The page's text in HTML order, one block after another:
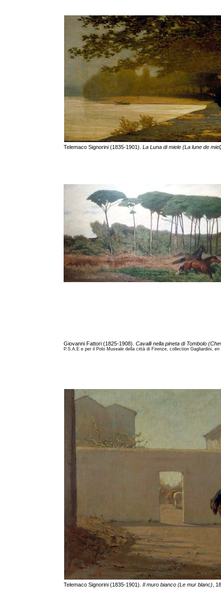
Telemaco Signorini (1835-1901). La Luna di miele (La lune de
Giovanni Fattori (1825-1908). Cavalli nella pineta di Tombolo
P.S.A.E e per il Polo Museale della città di Firenze, collection Gagliardini,
Telemaco Signorini (1835-1901). Il muro bianco (Le mur blanc) ,